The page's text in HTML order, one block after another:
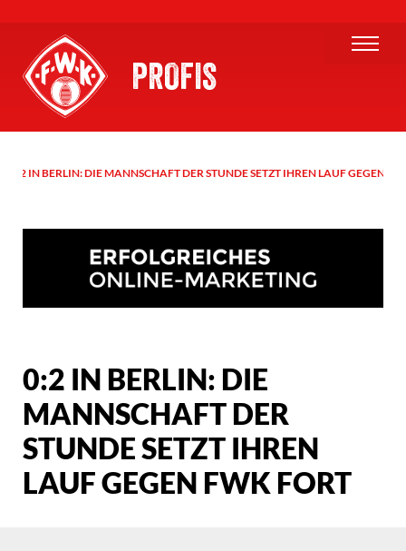
PROFIS
0:2 IN BERLIN: DIE MANNSCHAFT DER STUNDE SETZT IHREN LAUF GEGEN
0:2 IN BERLIN: DIE
MANNSCHAFT DER
STUNDE SETZT IHREN
LAUF GEGEN FWK FORT